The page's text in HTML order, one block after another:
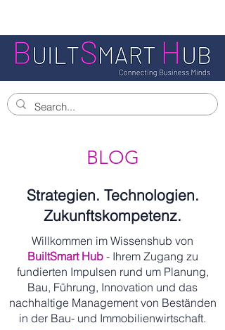
BLOG
Strategien. Technologien.
Zukunftskompetenz.
Willkommen im Wissenshub von
BuiltSmart Hub- Ihrem Zugang zu
fundierten Impulsen rund um Planung,
Bau, Führung, Innovation und das
nachhaltige Management von Beständen
in der Bau- und Immobilienwirtschaft.